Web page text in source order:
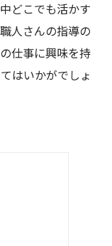
どこでも活かす
人さんの指導の
仕事に興味を持
はいかがでしょ